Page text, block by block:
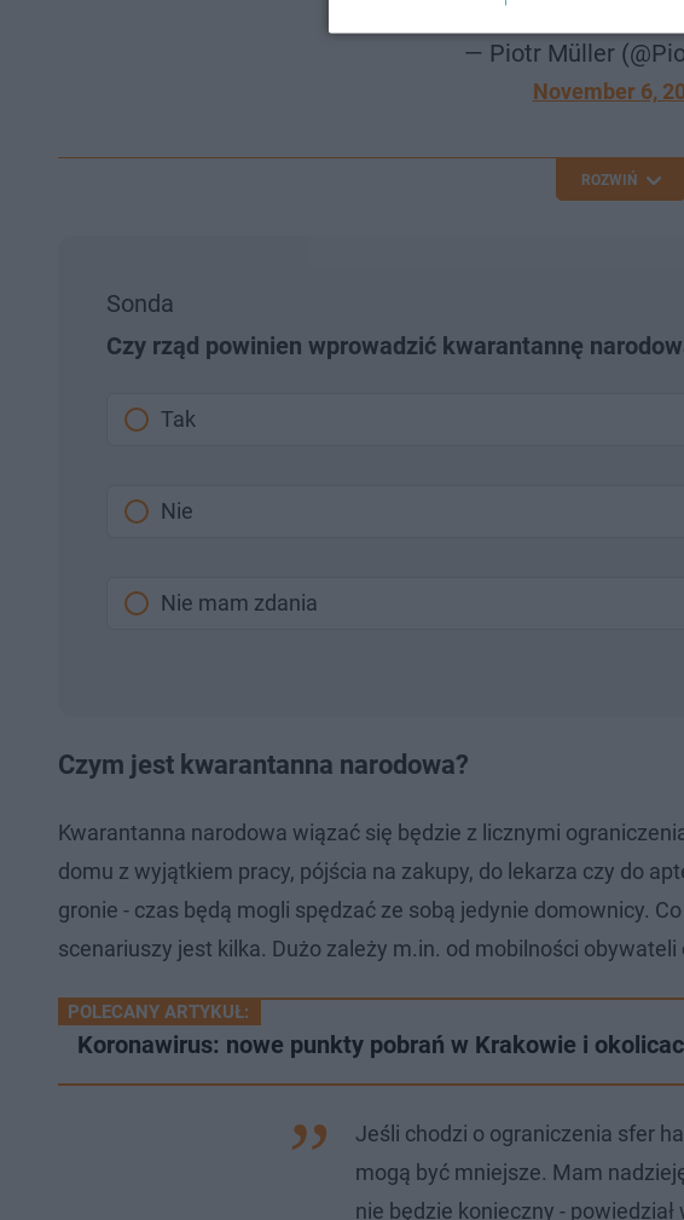
pic.twitter.com/
— Piotr Müller
November 6,
ROZWIŃ
Sonda
Czy rząd powinien wprowadzić kwarantannę
Tak
Nie
Nie mam zdania
Czym jest kwarantanna narodowa?
Kwarantanna narodowa wiązać się będzie z licznymi
domu z wyjątkiem pracy, pójścia na zakupy, do lekarza czy do
gronie - czas będą mogli spędzać ze sobą jedynie domownicy.
scenariuszy jest kilka. Dużo zależy m.in. od mobilności
POLECANY ARTYKUŁ:
Koronawirus: nowe punkty pobrań w Krakowie i
Jeśli chodzi o ograniczenia sfer
mogą być mniejsze. Mam
nie będzie konieczny -